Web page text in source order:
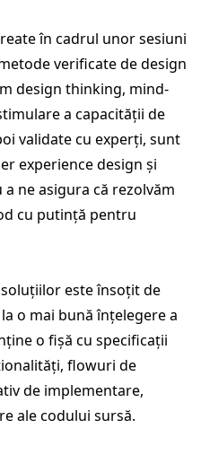
în cadrul unor sesiuni
verificate de design
design thinking, mind-
a capacității de
validate cu experți, sunt
experience design și
ne asigura că rezolvăm
cu putință pentru
este însoțit de
o mai bună înțelegere a
o fișă cu specificații
flowuri de
de implementare,
ale codului sursă.